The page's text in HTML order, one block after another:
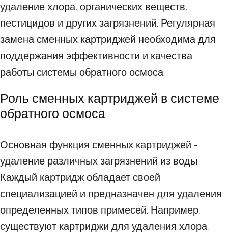
удаление хлора, органических веществ,
пестицидов и других загрязнений. Регулярная
замена сменных картриджей необходима для
поддержания эффективности и качества
работы системы обратного осмоса.
Роль сменных картриджей в системе
обратного осмоса
Основная функция сменных картриджей -
удаление различных загрязнений из воды.
Каждый картридж обладает своей
специализацией и предназначен для удаления
определенных типов примесей. Например,
существуют картриджи для удаления хлора,